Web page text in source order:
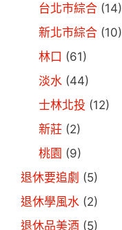
台北市綜合(14)
新北市綜合(10)
林口 (61)
淡水(44)
士林北投 (12)
新莊(2)
桃園 (9)
退休要追劇 (5)
退休學風水 (2)
退休品美酒 (5)